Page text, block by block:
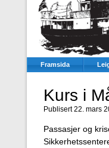
Framsida
Kurs i
Publisert 22. mars
Passasjer og